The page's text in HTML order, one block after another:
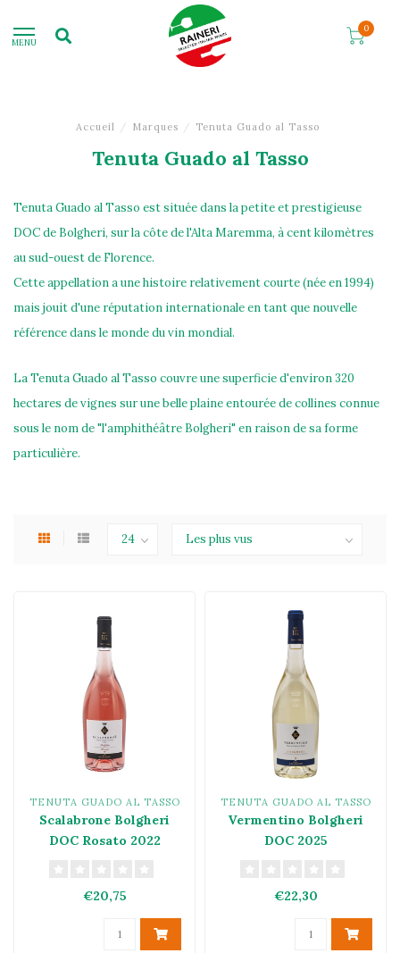
MENU
0
Accueil / Marques / Tenuta Guado al Tasso
Tenuta Guado al Tasso
Tenuta Guado al Tasso est située dans la petite et prestigieuse
DOC de Bolgheri, sur la côte de l'Alta Maremma, à cent kilomètres
au sud-ouest de Florence.
Cette appellation a une histoire relativement courte (née en 1994)
mais jouit d'une réputation internationale en tant que nouvelle
référence dans le monde du vin mondial.
La Tenuta Guado al Tasso couvre une superficie d'environ 320
hectares de vignes sur une belle plaine entourée de collines connue
sous le nom de "l'amphithéâtre Bolgheri" en raison de sa forme
particulière.
TENUTA GUADO AL TASSO
Scalabrone Bolgheri
DOC Rosato 2022
€20,75
TENUTA GUADO AL TASSO
Vermentino Bolgheri
DOC 2025
€22,30